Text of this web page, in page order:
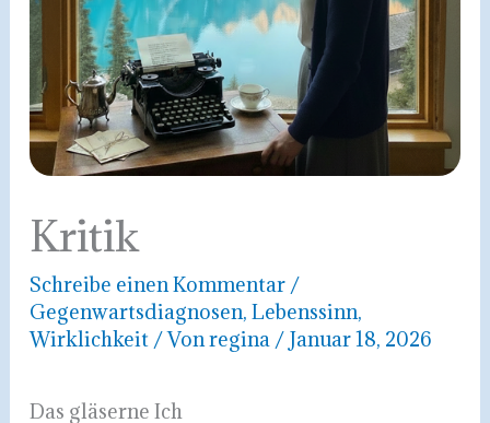
Kritik
Schreibe einen Kommentar /
Gegenwartsdiagnosen, Lebenssinn,
Wirklichkeit/ Vonregina / Januar 18, 2026
Das gläserne Ich